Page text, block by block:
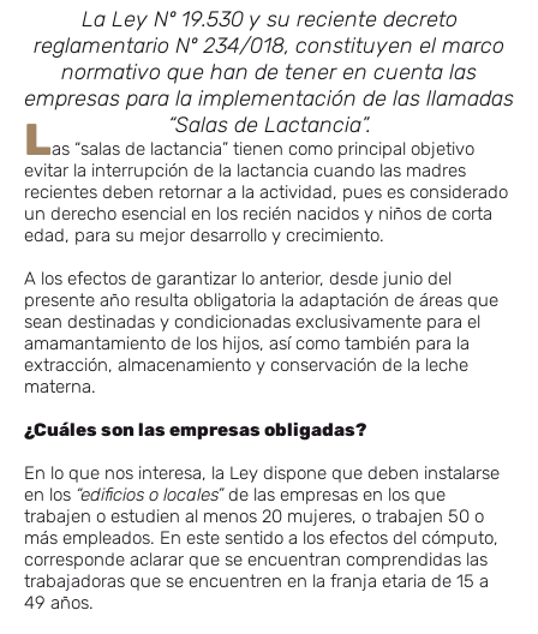
La Ley Nº 19.530 y su reciente decreto
reglamentario Nº 234/018, constituyen el marco
normativo que han de tener en cuenta las
empresas para la implementación de las llamadas
“Salas de Lactancia”.
Las “salas de lactancia” tienen como principal objetivo
evitar la interrupción de la lactancia cuando las madres
recientes deben retornar a la actividad, pues es considerado
un derecho esencial en los recién nacidos y niños de corta
edad, para su mejor desarrollo y crecimiento.
A los efectos de garantizar lo anterior, desde junio del
presente año resulta obligatoria la adaptación de áreas que
sean destinadas y condicionadas exclusivamente para el
amamantamiento de los hijos, así como también para la
extracción, almacenamiento y conservación de la leche
materna.
¿Cuáles son las empresas obligadas?
En lo que nos interesa, la Ley dispone que deben instalarse
en los “edificios o locales”de las empresas en los que
trabajen o estudien al menos 20 mujeres, o trabajen 50 o
más empleados. En este sentido a los efectos del cómputo,
corresponde aclarar que se encuentran comprendidas las
trabajadoras que se encuentren en la franja etaria de 15 a
49 años.